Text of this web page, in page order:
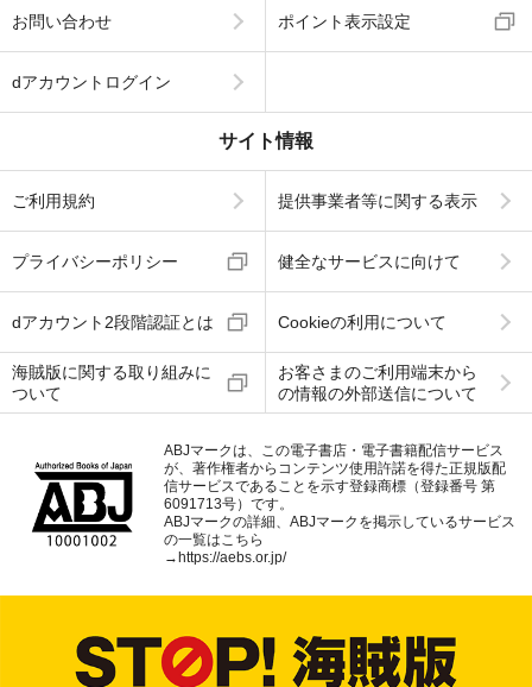
お問い合わせ ポイント表示設定
dアカウントログイン
サイト情報
ご利用規約 提供事業者等に関する表示
プライバシーポリシー 健全なサービスに向けて
dアカウント2段階認証とは Cookieの利用について
海賊版に関する取り組みに
ついて
お客さまのご利用端末から
の情報の外部送信について
ABJマークは、この電子書店・電子書籍配信サービス
が、著作権者からコンテンツ使用許諾を得た正規版配
信サービスであることを示す登録商標（登録番号 第
6091713号）です。
ABJマークの詳細、ABJマークを掲示しているサービス
の一覧はこちら
→https://aebs.or.jp/